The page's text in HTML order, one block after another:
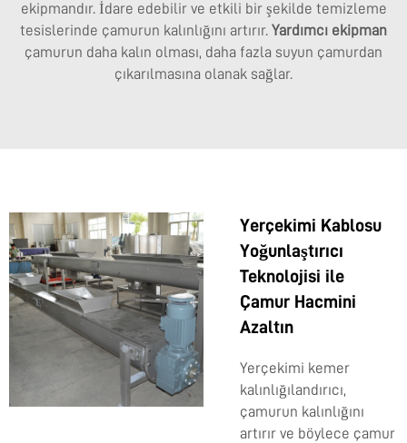
ekipmandır. İdare edebilir ve etkili bir şekilde temizleme
tesislerinde çamurun kalınlığını artırır. Yardımcı ekipman
çamurun daha kalın olması, daha fazla suyun çamurdan
çıkarılmasına olanak sağlar.
Yerçekimi Kablosu
Yoğunlaştırıcı
Teknolojisi ile
Çamur Hacmini
Azaltın
Yerçekimi kemer
kalınlığılandırıcı,
çamurun kalınlığını
artırır ve böylece çamur